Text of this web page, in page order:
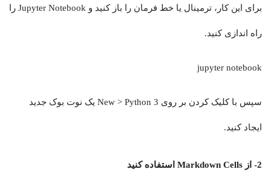
برای این کار، ترمینال یا خط فرمان را باز کنید و Jupyter Notebook را
راه اندازی کنید.
jupyter notebook
سپس با کلیک کردن بر روی New > Python 3 یک نوت بوک جدید
ایجاد کنید.
2- از Markdown Cells استفاده کنید